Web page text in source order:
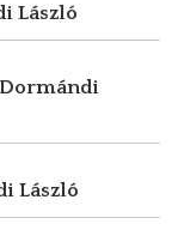
László
Dormándi
László